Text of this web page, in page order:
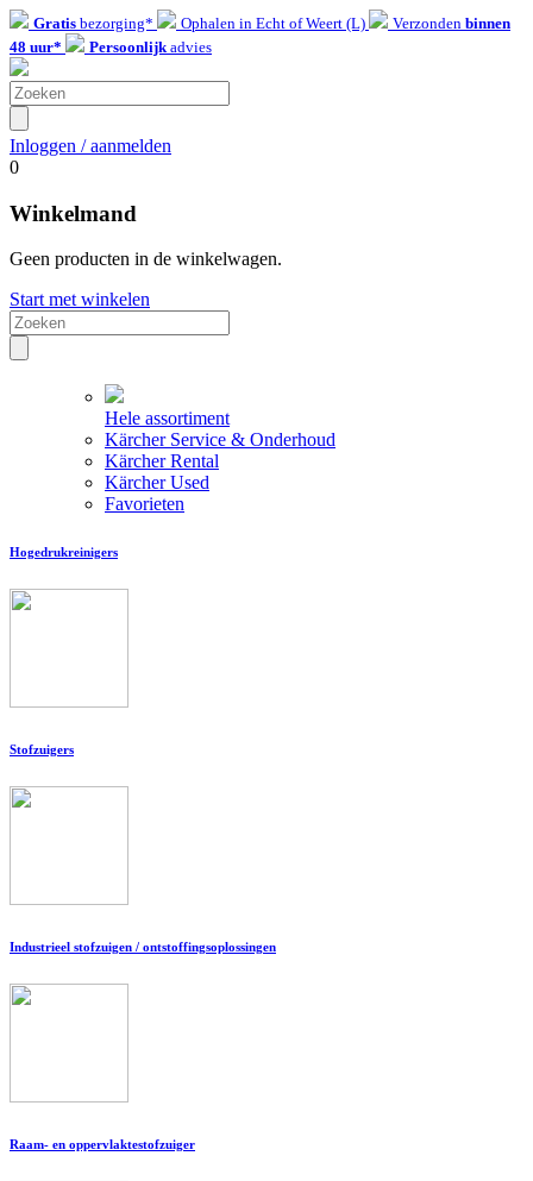
Gratis bezorging* Ophalen in Echt of Weert (L) Verzonden binnen
48 uur*
Persoonlijkadvies
Inloggen / aanmelden
0
Winkelmand
Geen producten in de winkelwagen.
Start met winkelen
Hele assortiment
Kärcher Service & Onderhoud
Kärcher Rental
Kärcher Used
Favorieten
Hogedrukreinigers
Stofzuigers
Industrieel stofzuigen / ontstoffingsoplossingen
Raam- en oppervlaktestofzuiger